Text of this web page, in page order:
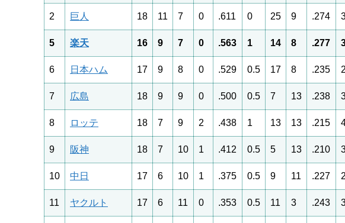
2 巨人 18 11 7 0 .611 0 25 9 .274
5 楽天 16 9 7 0 .563 1 14 8 .277
6 日本ハム 17 9 8 0 .529 0.5 17 8 .235
7 広島 18 9 9 0 .500 0.5 7 13 .238
8 ロッテ 18 7 9 2 .438 1 13 13 .215
9 阪神 18 7 10 1 .412 0.5 5 13 .210
10 中日 17 6 10 1 .375 0.5 9 11 .227
11 ヤクルト 17 6 11 0 .353 0.5 11 3 .243